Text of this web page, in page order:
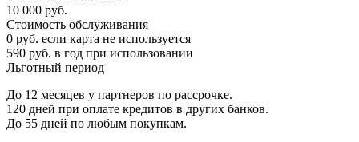
10 000 руб.
Стоимость обслуживания
0 руб. если карта не используется
590 руб. в год при использовании
Льготный период
До 12 месяцев у партнеров по рассрочке.
120 дней при оплате кредитов в других банков.
До 55 дней по любым покупкам.